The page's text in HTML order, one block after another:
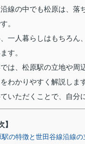
線の中でも松原は、落
。
一人暮らしはもちろん
す。
は、松原駅の立地や周
わかりやすく解説します
いただくことで、自分
】
駅の特徴と世田谷線沿線の